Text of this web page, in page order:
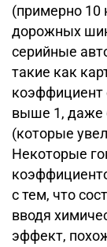
(примерно 10
дорожных
серийные
такие как
коэффициент
выше 1, даже
(которые
Некоторые
с тем, что
вводя
эффект,